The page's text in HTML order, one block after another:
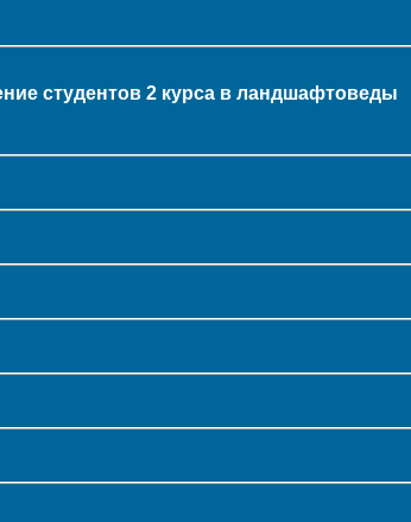
студентов 2 курса в ландшафтоведы